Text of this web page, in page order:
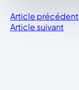
Article précédent
Article suivant